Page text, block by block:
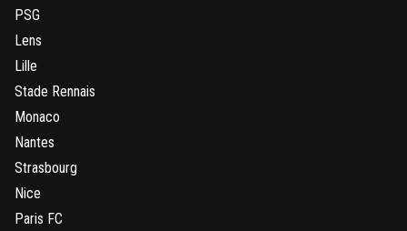
PSG
Lens
Lille
Stade Rennais
Monaco
Nantes
Strasbourg
Nice
Paris FC